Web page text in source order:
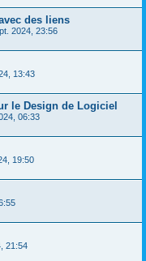
des liens
2024, 23:56
13:43
le Design de Logiciel
06:33
19:50
21:54